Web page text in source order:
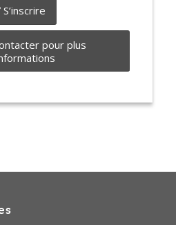
S’inscrire
pour plus